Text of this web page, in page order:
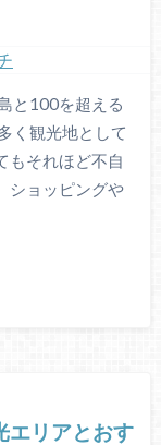
と100を超える
く観光地として
もそれほど不自
ショッピングや
エリアとおす